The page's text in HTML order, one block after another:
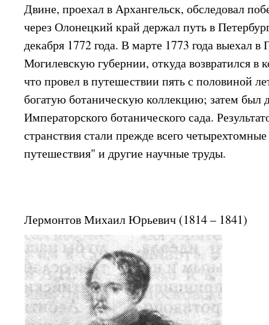
Двине, проехал в Архангельск, обследовал
через Олонецкий край держал путь в
декабря 1772 года. В марте 1773 года выехал
Могилевскую губернии, откуда возвратился в
что провел в путешествии пять с половиной
богатую ботаническую коллекцию; затем был
Императорского ботанического сада.
странствия стали прежде всего
путешествия" и другие научные труды.
Лермонтов Михаил Юрьевич (1814 – 1841)